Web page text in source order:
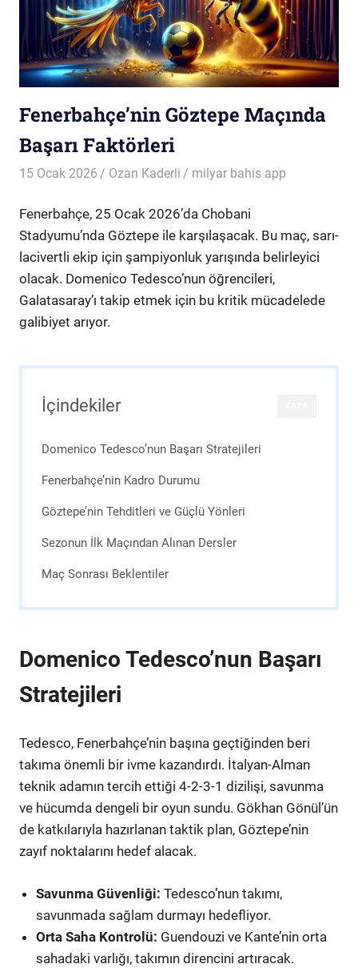
Fenerbahçe’nin Göztepe Maçında
Başarı Faktörleri
15 Ocak 2026 Ozan Kaderli milyar bahis app
Fenerbahçe, 25 Ocak 2026’da Chobani
Stadyumu’nda Göztepe ile karşılaşacak. Bu maç, sarı-
lacivertli ekip için şampiyonluk yarışında belirleyici
olacak. Domenico Tedesco’nun öğrencileri,
Galatasaray’ı takip etmek için bu kritik mücadelede
galibiyet arıyor.
İçindekiler
Domenico Tedesco’nun Başarı Stratejileri
Fenerbahçe’nin Kadro Durumu
Göztepe’nin Tehditleri ve Güçlü Yönleri
Sezonun İlk Maçından Alınan Dersler
Maç Sonrası Beklentiler
Domenico Tedesco’nun Başarı
Stratejileri
Tedesco, Fenerbahçe’nin başına geçtiğinden beri
takıma önemli bir ivme kazandırdı. İtalyan-Alman
teknik adamın tercih ettiği 4-2-3-1 dizilişi, savunma
ve hücumda dengeli bir oyun sundu. Gökhan Gönül’ün
de katkılarıyla hazırlanan taktik plan, Göztepe’nin
zayıf noktalarını hedef alacak.
Savunma Güvenliği: Tedesco’nun takımı,
savunmada sağlam durmayı hedefliyor.
Orta Saha Kontrolü: Guendouzi ve Kante’nin orta
sahadaki varlığı, takımın direncini artıracak.